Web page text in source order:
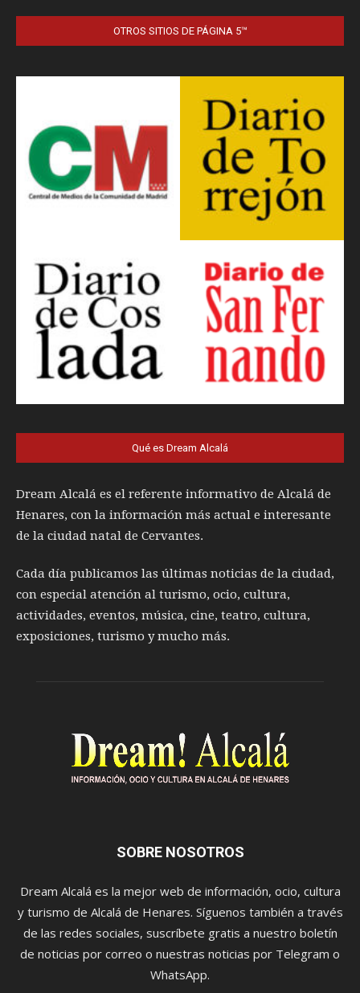
OTROS SITIOS DE PÁGINA 5™
Qué es Dream Alcalá
Dream Alcalá es el referente informativo de Alcalá de
Henares, con la información más actual e interesante
de la ciudad natal de Cervantes.
Cada día publicamos las últimas noticias de la ciudad,
con especial atención al turismo, ocio, cultura,
actividades, eventos, música, cine, teatro, cultura,
exposiciones, turismo y mucho más.
SOBRE NOSOTROS
Dream Alcalá es la mejor web de información, ocio, cultura
y turismo de Alcalá de Henares. Síguenos también a través
de las redes sociales, suscríbete gratis a nuestro boletín
de noticias por correo o nuestras noticias por Telegram o
WhatsApp.